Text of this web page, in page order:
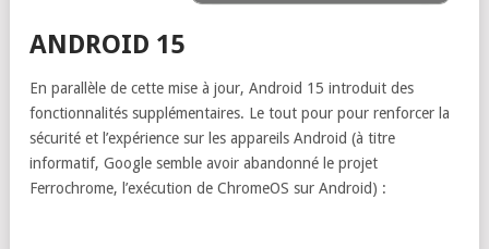
ANDROID 15
En parallèle de cette mise à jour, Android 15 introduit des
fonctionnalités supplémentaires. Le tout pour pour renforcer la
sécurité et l’expérience sur les appareils Android (à titre
informatif, Google semble avoir abandonné le projet
Ferrochrome, l’exécution de ChromeOS sur Android) :